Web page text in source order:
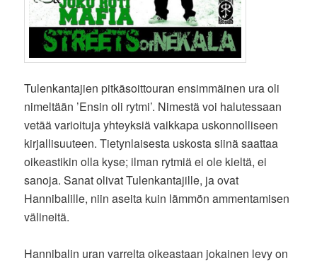
Tulenkantajien pitkäsoittouran ensimmäinen ura oli
nimeltään ’Ensin oli rytmi’. Nimestä voi halutessaan
vetää varioituja yhteyksiä vaikkapa uskonnolliseen
kirjallisuuteen. Tietynlaisesta uskosta siinä saattaa
oikeastikin olla kyse; ilman rytmiä ei ole kieltä, ei
sanoja. Sanat olivat Tulenkantajille, ja ovat
Hannibalille, niin aseita kuin lämmön ammentamisen
välineitä.
Hannibalin uran varrelta oikeastaan jokainen levy on